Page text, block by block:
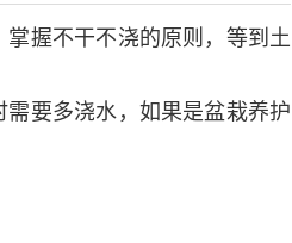
握不干不浇的原则，等到土
要多浇水，如果是盆栽养护